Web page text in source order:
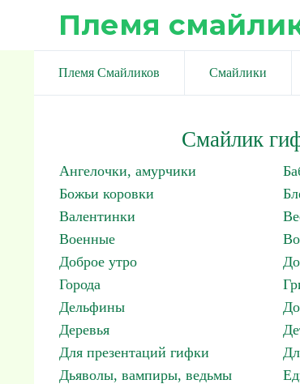
Племя
Племя Смайликов Смайлики
Смайлик
Ангелочки, амурчики
Божьи коровки
Валентинки
Военные
Доброе утро
Города
Дельфины
Деревья
Для презентаций гифки
Дьяволы, вампиры, ведьмы